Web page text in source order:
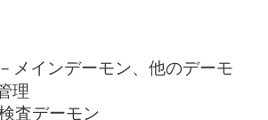
メインデーモン、他のデーモ
理
査デーモン